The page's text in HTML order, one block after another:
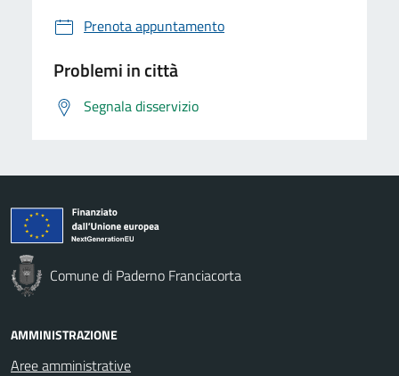
Prenota appuntamento
Problemi in città
Segnala disservizio
Comune di Paderno Franciacorta
AMMINISTRAZIONE
Aree amministrative